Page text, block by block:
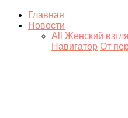
Главная
Новости
All
Женский
Навигатор От